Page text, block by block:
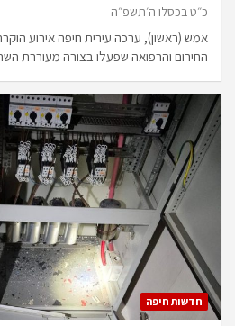
כ״ט בכסלו ה׳תשפ״ה
אמש (ראשון), ערכה עירית חיפה אירוע
החירום והרפואה שפעלו בצורה מעוררת
חדשות חיפה